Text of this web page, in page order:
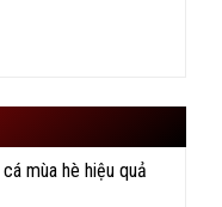
TỤY –
mùa hè hiệu quả